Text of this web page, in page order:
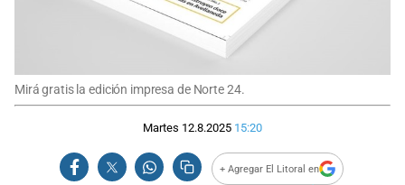
Mirá gratis la edición impresa de Norte 24.
Martes 12.8.2025 15:20
+ Agregar El Litoral en